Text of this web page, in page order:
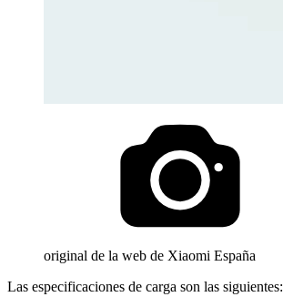
original de la web de Xiaomi España
Las especificaciones de carga son las siguientes: